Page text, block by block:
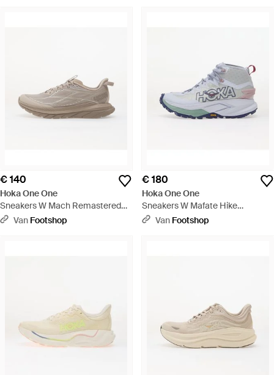
€ 140
Hoka One One
Sneakers W Mach Remastered
Putty/ Cement Eur - Wit
Van Footshop
€ 180
Hoka One One
Sneakers W Mafate Hike
Alabaster/ Eur - Meerkleurig
Van Footshop